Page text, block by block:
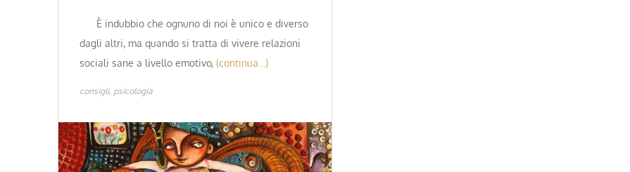
È indubbio che ognuno di noi è unico e diverso
dagli altri, ma quando si tratta di vivere relazioni
sociali sane a livello emotivo, (continua…)
consigli psicologia